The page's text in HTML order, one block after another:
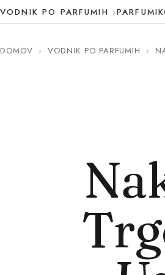
VODNIK PO PARFUMIH PARFUMI
DOMOV › VODNIK PO PARFUMIH ›